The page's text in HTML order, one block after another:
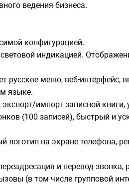
ведения бизнеса.
конфигурацией.
индикацией.
русское меню, веб-интерфейс,
языке.
импорт записной книги,
(100 записей), быстрый и
логотип на экране телефона,
и перевод звонка,
(в том числе групповой